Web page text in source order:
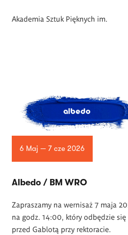
Akademia Sztuk Pięknych im.
6 Maj — 7 cze 2026
Albedo / BM WRO
Zapraszamy na wernisaż 7 maja
na godz. 14:00, który odbędzie się
przed Gablotą przy rektoracie.